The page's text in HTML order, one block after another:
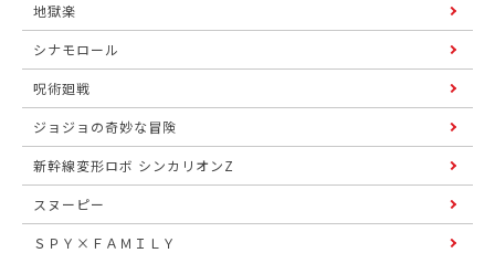
地獄楽
シナモロール
呪術廻戦
ジョジョの奇妙な冒険
新幹線変形ロボ シンカリオンZ
スヌーピー
ＳＰＹ×ＦＡＭＩＬＹ